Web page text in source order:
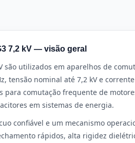
7,2 kV — visão geral
são utilizados em aparelhos de
tensão nominal até 7,2 kV e corrente
para comutação frequente de
em sistemas de energia.
confiável e um mecanismo
rápidos, alta rigidez